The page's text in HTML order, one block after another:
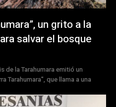
un grito a la
salvar el bosque
de la Tarahumara emitió un
Tarahumara", que llama a una